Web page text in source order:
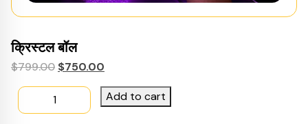
क्रिस्टल बॉल
$799.00 Original
price
$799.00.
$750.00
price
is:
क्रिस्टल
Add to cart